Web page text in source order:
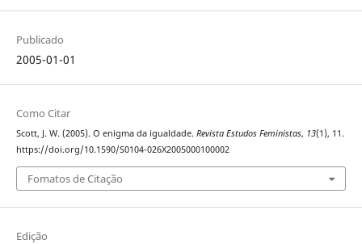
Publicado
2005-01-01
Como Citar
Scott, J. W. (2005). O enigma da igualdade. Revista Estudos Feministas, 13(1), 11.
https://doi.org/10.1590/S0104-026X2005000100002
Fomatos de Citação
Edição